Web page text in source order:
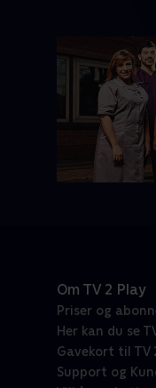
Om TV 2 Play
Priser og
Her kan du se
Gavekort til TV
Support og